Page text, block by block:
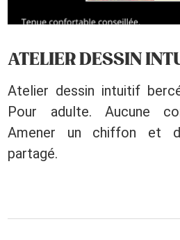
ATELIER DESSIN
Atelier dessin intuitif
Pour adulte. Aucune
Amener un chiffon et
partagé.